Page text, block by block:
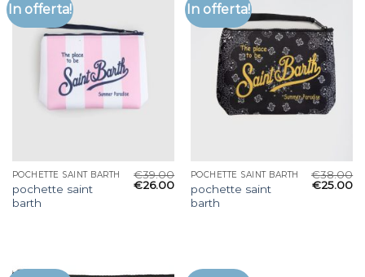
In offerta!
POCHETTE SAINT BARTH
pochette saint
barth
€39.00
€26.00
In offerta!
POCHETTE SAINT BARTH
pochette saint
barth
€38.00
€25.00